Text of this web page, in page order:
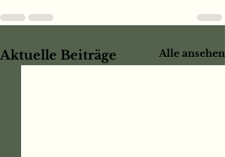
Aktuelle Beiträge Alle ansehen